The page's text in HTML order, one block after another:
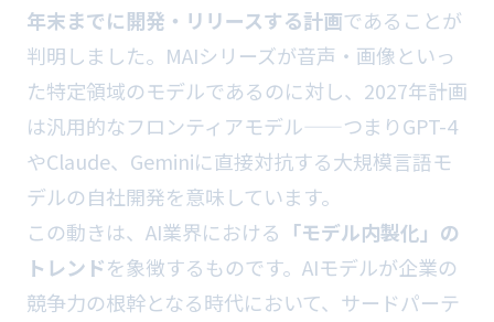
年末までに開発・リリースする計画であることが
判明しました。MAIシリーズが音声・画像といっ
た特定領域のモデルであるのに対し、2027年計画
は汎用的なフロンティアモデル——つまりGPT-4
やClaude、Geminiに直接対抗する大規模言語モ
デルの自社開発を意味しています。
この動きは、AI業界における 「モデル内製化」の
トレンドを象徴するものです。AIモデルが企業の
競争力の根幹となる時代において、サードパーテ